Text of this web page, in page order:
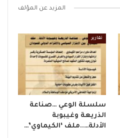
المزيد عن المؤلف
تقارير
​سلسلة الوعي …صناعة
الذريعة وغيبوبة
الأدلة…..ملف ‘الكيماوي’…